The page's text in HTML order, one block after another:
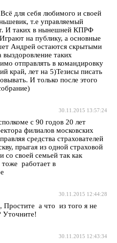
для себя любимого и своей
т.е управляемый
И таких в нынешней КПРФ
на публику, а основные
Андрей остаются скрытыми
таких
отправлять в командировку
край, лет на 5)Тезисы писать
И только после этого
30.11.2015 13:57:24
с 90 годов 20 лет
филиалов московских
средства страхователей
прыгая из одной страховой
со своей семьей так как
тоже работает в
30.11.2015 12:44:28
, Простите а что из того я не
30.11.2015 12:43:34